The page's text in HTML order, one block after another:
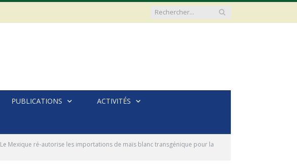
PUBLICATIONS ACTIVITÉS
Le Mexique ré-autorise les importations de maïs blanc transgénique pour la